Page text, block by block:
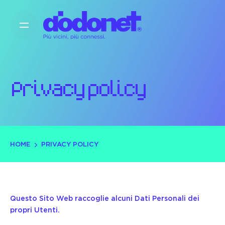
Privacy policy
HOME PRIVACY POLICY
Questo Sito Web raccoglie alcuni Dati Personali dei
propri Utenti.